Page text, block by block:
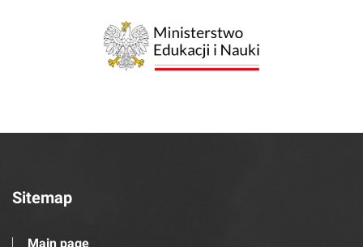
Sitemap
Main page